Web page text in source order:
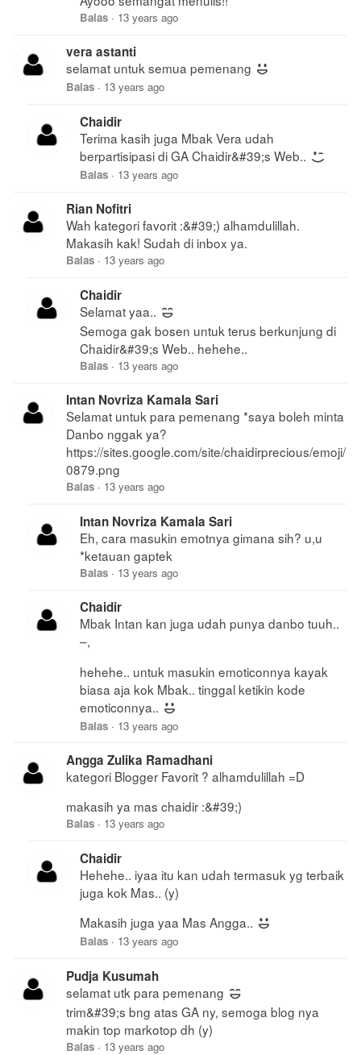
Balas · 13 years ago
vera astanti
selamat untuk semua pemenang
Balas · 13 years ago
Chaidir
Terima kasih juga Mbak Vera udah
berpartisipasi di GA Chaidir&#39;s Web..
Balas · 13 years ago
Rian Nofitri
Wah kategori favorit :&#39;) alhamdulillah.
Makasih kak! Sudah di inbox ya.
Balas · 13 years ago
Chaidir
Selamat yaa..
Semoga gak bosen untuk terus berkunjung di
Chaidir&#39;s Web.. hehehe..
Balas · 13 years ago
Intan Novriza Kamala Sari
Selamat untuk para pemenang *saya boleh minta
Danbo nggak ya?
https://sites.google.com/site/chaidirprecious/emoji/
0879.png
Balas · 13 years ago
Intan Novriza Kamala Sari
Eh, cara masukin emotnya gimana sih? u,u
*ketauan gaptek
Balas · 13 years ago
Chaidir
Mbak Intan kan juga udah punya danbo tuuh..
–,
hehehe.. untuk masukin emoticonnya kayak
biasa aja kok Mbak.. tinggal ketikin kode
emoticonnya..
Balas · 13 years ago
Angga Zulika Ramadhani
kategori Blogger Favorit ? alhamdulillah =D
makasih ya mas chaidir :&#39;)
Balas · 13 years ago
Chaidir
Hehehe.. iyaa itu kan udah termasuk yg terbaik
juga kok Mas.. (y)
Makasih juga yaa Mas Angga..
Balas · 13 years ago
Pudja Kusumah
selamat utk para pemenang
trim&#39;s bng atas GA ny, semoga blog nya
makin top markotop dh (y)
Balas · 13 years ago